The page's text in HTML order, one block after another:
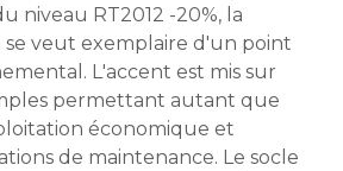
niveau RT2012 -20%, la
se veut exemplaire d'un point
L'accent est mis sur
permettant autant que
économique et
de maintenance. Le socle